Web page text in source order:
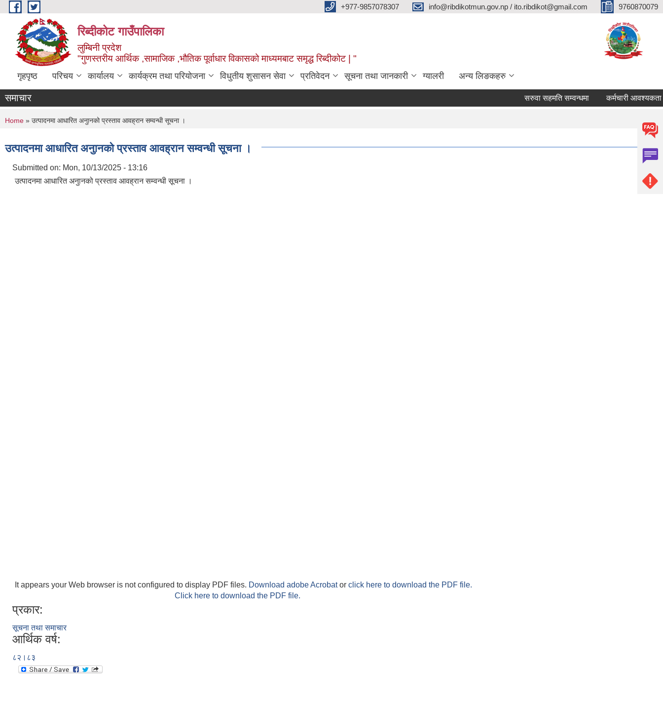
Skip to main content +977-9857078307 info@ribdikotmun.gov.np / ito.ribdikot@gmail.com 9760870079
रिब्दीकोट गाउँपालिका
लुम्बिनी प्रदेश
"गुणस्तरीय आर्थिक ,सामाजिक ,भौतिक पूर्वाधार विकासको माध्यमबाट समृद्ध रिब्दीकोट | "
गृहपृष्ठ परिचय कार्यालय कार्यक्रम तथा परियोजना विधुतीय शुसासन सेवा प्रतिवेदन सूचना तथा जानकारी ग्यालरी अन्य लिङकहरु
समाचार सरुवा सहमति सम्वन्धमा कर्मचारी आवश्यकता
You are here
Home » उत्पादनमा आधारित अनुानको प्रस्ताव आवह्रान सम्वन्धी सूचना ।
उत्पादनमा आधारित अनुानको प्रस्ताव आवह्रान सम्वन्धी सूचना ।
Submitted on: Mon, 10/13/2025 - 13:16
उत्पादनमा आधारित अनुानको प्रस्ताव आवह्रान सम्वन्धी सूचना ।
It appears your Web browser is not configured to display PDF files. Download adobe Acrobator click here to download the PDF file.
Click here to download the PDF file.
प्रकार:
सूचना तथा समाचार
आर्थिक वर्ष:
८२।८३